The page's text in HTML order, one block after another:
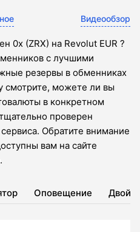
Видеообзор
0x (ZRX) на Revolut EUR ?
с лучшими
резервы в обменниках
смотрите, можете ли вы
в конкретном
проверен
Обратите внимание
вам на сайте
Оповещение